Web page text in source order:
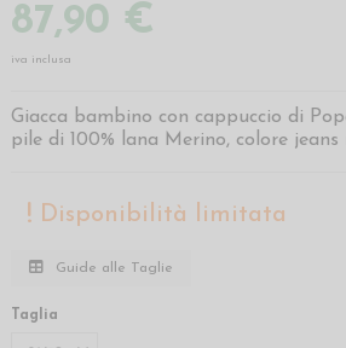
87,90 €
iva inclusa
Giacca bambino con cappuccio di
pile di 100% lana Merino, colore jeans
Disponibilità limitata
Guide alle Taglie
Taglia